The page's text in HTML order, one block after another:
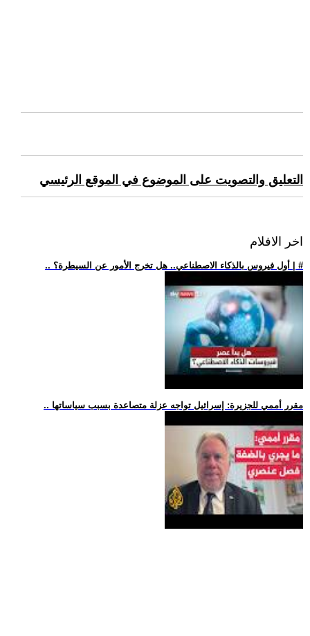
التعليق والتصويت على الموضوع في الموقع الرئيسي
اخر الافلام
.. أول فيروس بالذكاء الاصطناعي.. هل تخرج الأمور عن السيطرة؟ | #
.. مقرر أممي للجزيرة: إسرائيل تواجه عزلة متصاعدة بسبب سياساتها